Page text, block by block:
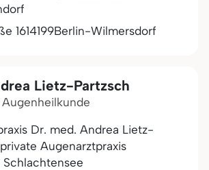
1614199Berlin-Wilmersdorf
Lietz-Partzsch
Dr. med. Andrea Lietz-
Augenarztpraxis